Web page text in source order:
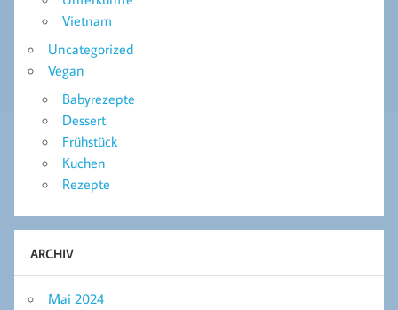
Vietnam
Uncategorized
Vegan
Babyrezepte
Dessert
Frühstück
Kuchen
Rezepte
ARCHIV
Mai 2024